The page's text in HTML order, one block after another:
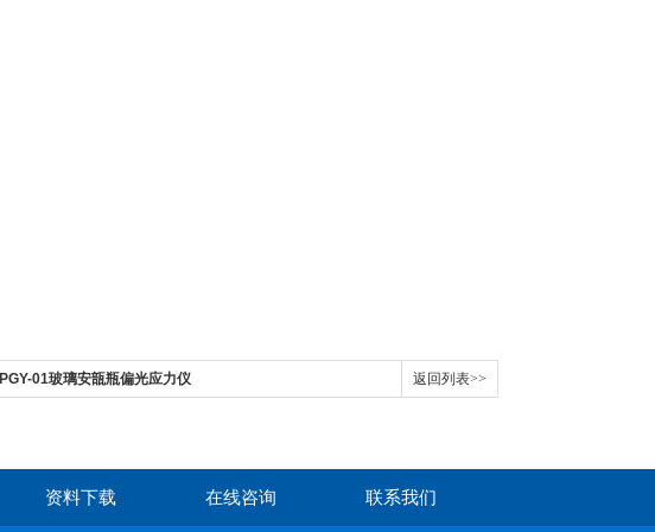
PGY-01玻璃安瓿瓶偏光应力仪 返回列表>>
资料下载 在线咨询 联系我们